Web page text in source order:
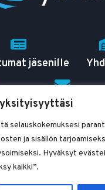
selauskokemuksesi
ja sisällön
Hyväksyt
kaikki”.
jäsenille
Yhteystiedot
© 2026 RSOn